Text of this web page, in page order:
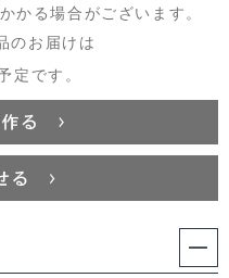
かる場合がございます。
のお届けは
定です。